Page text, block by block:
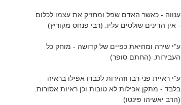
ענווה - כאשר האדם שפל ומחזיק את עצמו לכלום
- אין הדינים שולטים עליו. (רבי פנחס מקוריץ)
ע"י שירה ומחיאת כפיים של קדושה - מוחק כל
העבירות. (החתם סופר)
ע"י ראיית פני רבו וזהירות לכבדו אפילו בראיה
בלבד - מתקן אכילות לא טובות וכן ראיות אסורות.
(הרב יאשיהו פינטו)